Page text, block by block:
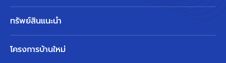
ทรัพย์สินแนะนำ
โครงการบ้านใหม่